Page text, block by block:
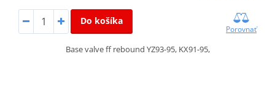
Do košíka
Porovnať
Base valve ff rebound YZ93-95, KX91-95,